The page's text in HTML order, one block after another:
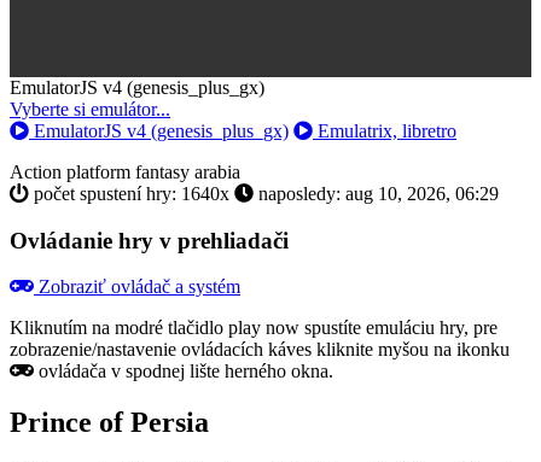
EmulatorJS v4 (genesis_plus_gx)Toggle
Vyberte si emulátor...
EmulatorJS v4 (genesis_plus_gx)
Emulatrix, libretro
Action platform fantasy arabia
počet spustení hry: 1640x
naposledy: aug 10, 2026, 06:29
Ovládanie hry v prehliadači
Zobraziť ovládač a systém
Kliknutím na modré tlačidlo play now spustíte emuláciu hry, pre
zobrazenie/nastavenie ovládacích káves kliknite myšou na ikonku
ovládača v spodnej lište herného okna.
Prince of Persia